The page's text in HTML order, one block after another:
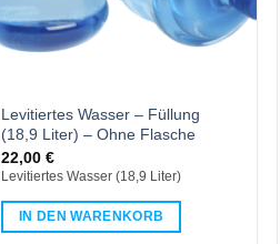
Levitiertes Wasser – Füllung
(18,9 Liter) – Ohne Flasche
22,00€
Levitiertes Wasser (18,9 Liter)
IN DEN WARENKORB